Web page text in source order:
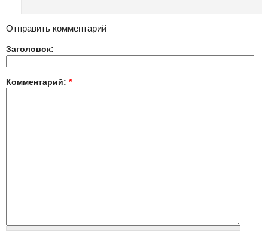
Отправить комментарий
Заголовок:
Комментарий: *